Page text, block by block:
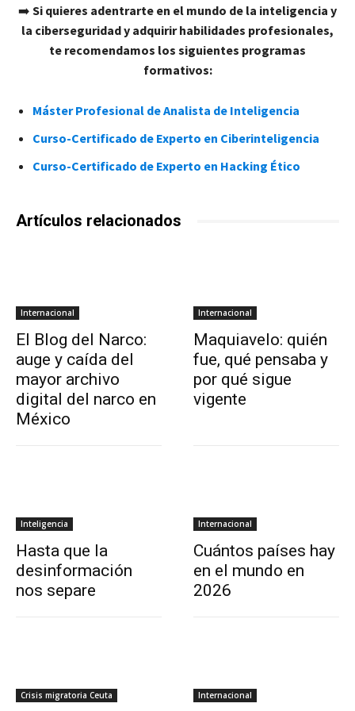
➡️ Si quieres adentrarte en el mundo de la inteligencia y
la ciberseguridad y adquirir habilidades profesionales,
te recomendamos los siguientes programas
formativos:
Máster Profesional de Analista de Inteligencia
Curso-Certificado de Experto en Ciberinteligencia
Curso-Certificado de Experto en Hacking Ético
Artículos relacionados
Internacional
El Blog del Narco:
auge y caída del
mayor archivo
digital del narco en
México
Internacional
Maquiavelo: quién
fue, qué pensaba y
por qué sigue
vigente
Inteligencia
Hasta que la
desinformación
nos separe
Internacional
Cuántos países hay
en el mundo en
2026
Crisis migratoria Ceuta Internacional